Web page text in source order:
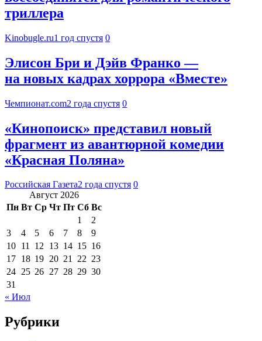
триллера
Kinobugle.ru1 год спустя 0
Элисон Бри и Дэйв Франко —
на новых кадрах хоррора «Вместе»
Чемпионат.com2 года спустя 0
«Кинопоиск» представил новый
фрагмент из авантюрной комедии
«Красная Поляна»
Российская Газета2 года спустя 0
Август 2026
Пн Вт Ср Чт Пт Сб Вс
1
2
3
4 5 6 7 8
9
10 11 12 13 14 15 16
17 18 19 20 21 22 23
24 25 26 27 28 29 30
31
« Июл
Рубрики